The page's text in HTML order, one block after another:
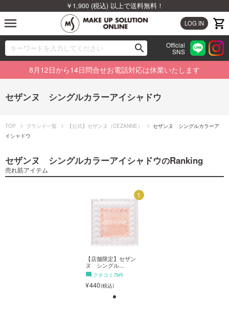
￥1,900 (税込) 以上で送料無料！
LOG IN
menu
search
00
Official
SNS
ブランドから探す
カテゴリから探す
ランキングから探す
特集から探す
8月12日から14日問合せお電話対応は休業いたします
セザンヌ シングルカラーアイシャドウ
TOP ブランド一覧 【公式】セザンヌ（CEZANNE）
セザンヌ シングルカラーア
イシャドウ
セザンヌ シングルカラーアイシャドウのRanking
売れ筋アイテム
1
【店舗限定】セザン
ヌ シングル...
クチコミ79件
440